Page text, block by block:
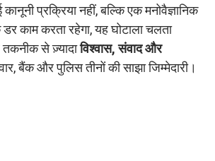
प्रक्रिया नहीं, बल्कि एक मनोवैज्ञानिक
काम करता रहेगा, यह घोटाला चलता
से ज़्यादाविश्वास, संवाद और
बैंक और पुलिस तीनों की साझा जिम्मेदारी।